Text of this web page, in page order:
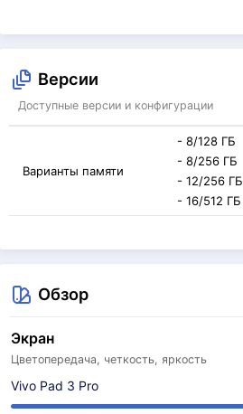
Версии
Доступные версии и конфигурации
Варианты памяти
- 8/128 ГБ
- 8/256 ГБ
- 12/256 ГБ
- 16/512 ГБ
Обзор
Экран
Цветопередача, четкость, яркость
Vivo Pad 3 Pro